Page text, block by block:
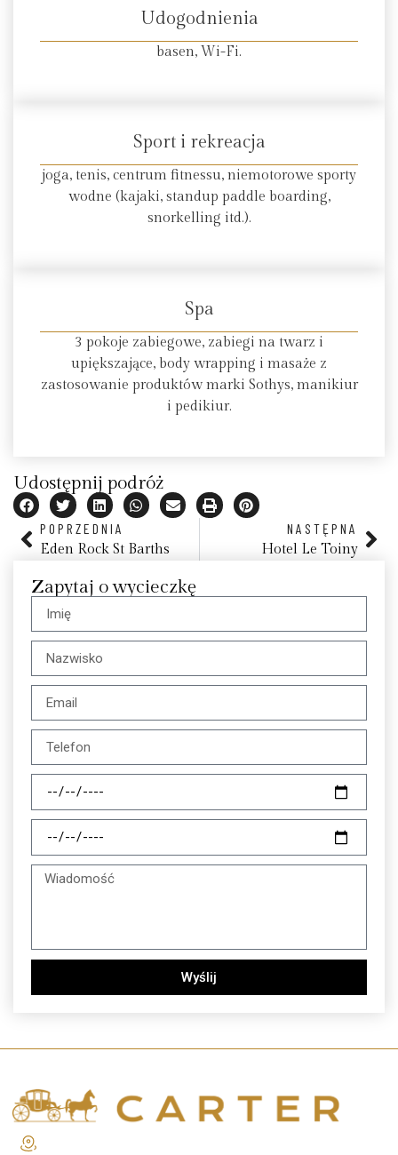
Udogodnienia
basen, Wi-Fi.
Sport i rekreacja
joga, tenis, centrum fitnessu, niemotorowe sporty
wodne (kajaki, standup paddle boarding,
snorkelling itd.).
Spa
3 pokoje zabiegowe, zabiegi na twarz i
upiększające, body wrapping i masaże z
zastosowanie produktów marki Sothys, manikiur
i pedikiur.
Udostępnij podróż
POPRZEDNIA
Eden Rock St Barths
NASTĘPNA
Hotel Le Toiny
Zapytaj o wycieczkę
Wyślij